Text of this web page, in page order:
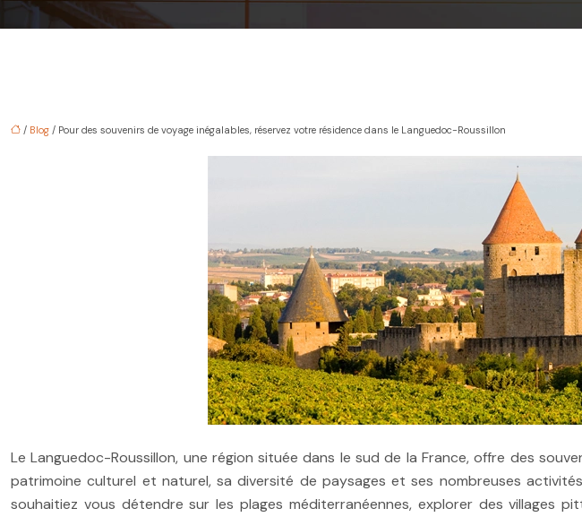
/ Blog / Pour des souvenirs de voyage inégalables, réservez votre résidence dans le Languedoc-Roussillon
Le Languedoc-Roussillon, une région située dans le sud de la France, offre des
patrimoine culturel et naturel, sa diversité de paysages et ses nombreuses
souhaitiez vous détendre sur les plages méditerranéennes, explorer des villages